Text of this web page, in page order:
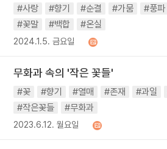
#사랑 #향기 #순결 #가뭄 #풍파
#꽃말
#백합 #온실
2024.1.5. 금요일
무화과 속의 '작은 꽃들'
#꽃 #향기 #열매 #존재 #과일
#작은꽃들
#무화과
2023.6.12. 월요일